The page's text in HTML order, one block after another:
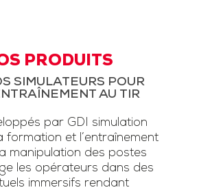
PRODUITS
SIMULATEURS POUR
AU TIR
par GDI simulation
formation et l’entraînement
manipulation des postes
les opérateurs dans des
immersifs rendant